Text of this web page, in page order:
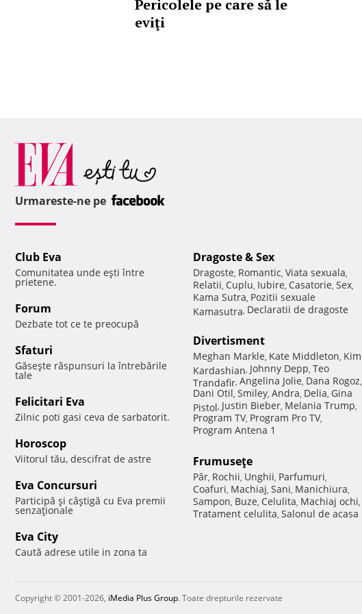
Pericolele pe care să le
eviţi
Urmareste-ne pe
Club Eva
Comunitatea unde eşti între
prietene.
Forum
Dezbate tot ce te preocupă
Sfaturi
Găseşte răspunsuri la întrebările
tale
Felicitari Eva
Zilnic poti gasi ceva de sarbatorit.
Horoscop
Viitorul tău, descifrat de astre
Eva Concursuri
Participă şi câştigă cu Eva premii
senzaţionale
Eva City
Caută adrese utile in zona ta
Dragoste & Sex
Dragoste, Romantic, Viata sexuala,
Relatii, Cuplu, Iubire, Casatorie, Sex,
Kama Sutra, Pozitii sexuale
Kamasutra, Declaratii de dragoste
Divertisment
Meghan Markle, Kate Middleton, Kim
Kardashian, Johnny Depp, Teo
Trandafir, Angelina Jolie, Dana Rogoz,
Dani Otil, Smiley, Andra, Delia, Gina
Pistol, Justin Bieber, Melania Trump,
Program TV, Program Pro TV,
Program Antena 1
Frumuseţe
Păr, Rochii, Unghii, Parfumuri,
Coafuri, Machiaj, Sani, Manichiura,
Sampon, Buze, Celulita, Machiaj ochi,
Tratament celulita, Salonul de acasa
Copyright © 2001-2026, iMedia Plus Group. Toate drepturile rezervate